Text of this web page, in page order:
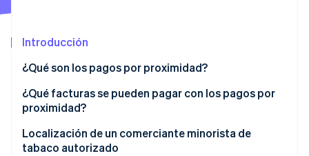
Sesiones de Stripe 2026
Mirar ahora
Introducción
¿Qué son los pagos por proximidad?
Comerciantes minoristas de tabaco que ofrecen
pagos por proximidad
¿Qué facturas se pueden pagar con los pagos por
proximidad?
Localización de un comerciante minorista de
tabaco autorizado